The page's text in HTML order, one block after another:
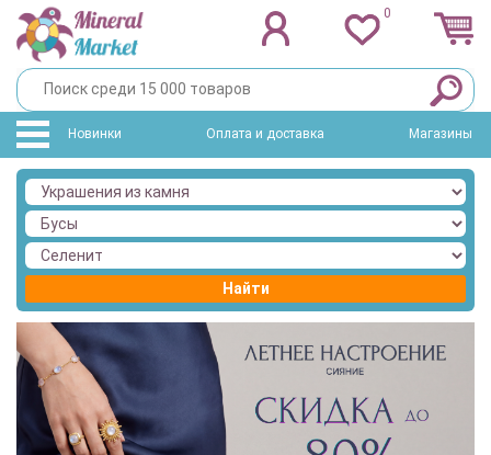
0
Новинки Оплата и доставка Магазины
Найти